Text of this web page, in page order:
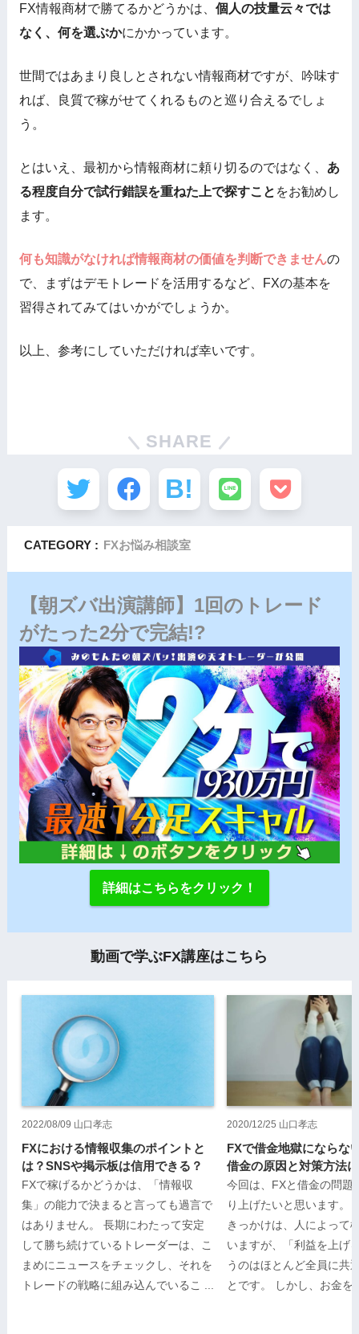
FX情報商材で勝てるかどうかは、 個人の技量云々では
なく、何を選ぶかにかかっています。
世間ではあまり良しとされない情報商材ですが、吟味す
れば、良質で稼がせてくれるものと巡り合えるでしょ
う。
とはいえ、最初から情報商材に頼り切るのではなく、 あ
る程度自分で試行錯誤を重ねた上で探すこと をお勧めし
ます。
何も知識がなければ情報商材の価値を判断できませんの
で、まずはデモトレードを活用するなど、FXの基本を
習得されてみてはいかがでしょうか。
以上、参考にしていただければ幸いです。
SHARE
CATEGORY : FXお悩み相談室
【朝ズバ出演講師】1回のトレード
がたった2分で完結!?
詳細はこちらをクリック！
2022/08/09 山口孝志
FXにおける情報収集のポイントと
は？SNSや掲示板は信用できる？
FXで稼げるかどうかは、「情報収
集」の能力で決まると言っても過言で
はありません。 長期にわたって安定
して勝ち続けているトレーダーは、こ
まめにニュースをチェックし、それを
トレードの戦略に組み込んでいるこ ...
2020/12/25 山口孝志
FXで借金地獄にならな
借金の原因と対策方法
今回は、FXと借金の問題
り上げたいと思います。
きっかけは、人によって
いますが、「利益を上げ
うのはほとんど全員に共
とです。 しかし、お金を